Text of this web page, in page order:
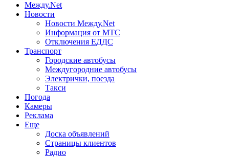
Между.Net
Новости
Новости Между.Net
Информация от МТС
Отключения ЕДДС
Транспорт
Городские автобусы
Междугородние автобусы
Электрички, поезда
Такси
Погода
Камеры
Реклама
Еще
Доска объявлений
Страницы клиентов
Радио